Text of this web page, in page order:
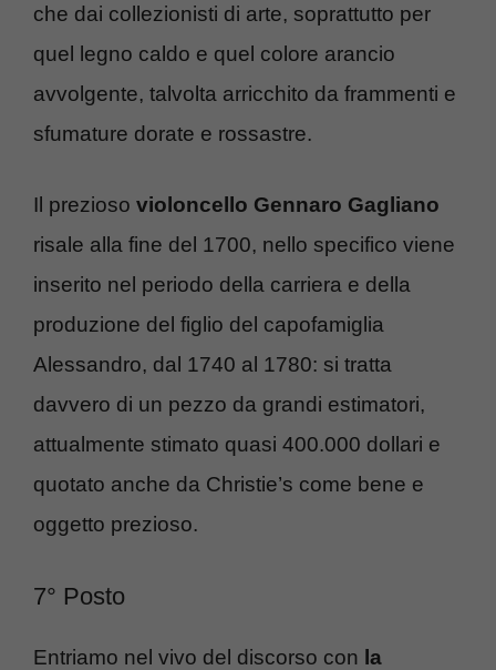
che dai collezionisti di arte, soprattutto per
quel legno caldo e quel colore arancio
avvolgente, talvolta arricchito da frammenti e
sfumature dorate e rossastre.
Il prezioso violoncello Gennaro Gagliano
risale alla fine del 1700, nello specifico viene
inserito nel periodo della carriera e della
produzione del figlio del capofamiglia
Alessandro, dal 1740 al 1780: si tratta
davvero di un pezzo da grandi estimatori,
attualmente stimato quasi 400.000 dollari e
quotato anche da Christie’s come bene e
oggetto prezioso.
7° Posto
Entriamo nel vivo del discorso con la